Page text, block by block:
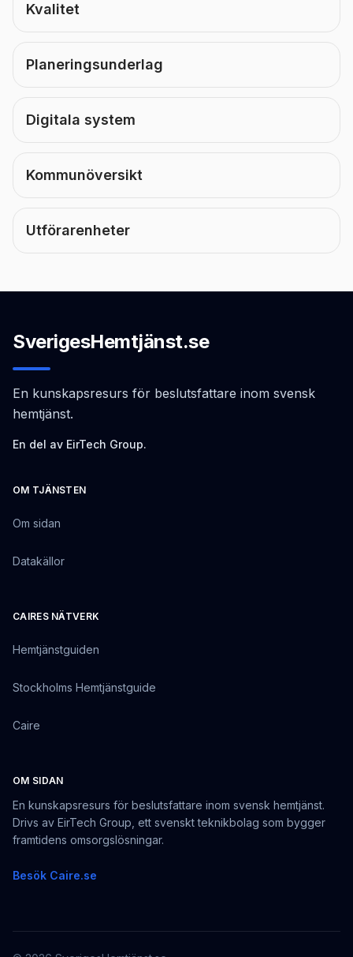
Kvalitet
Planeringsunderlag
Digitala system
Kommunöversikt
Utförarenheter
SverigesHemtjänst.se
En kunskapsresurs för beslutsfattare inom svensk
hemtjänst.
En del av EirTech Group.
OM TJÄNSTEN
Om sidan
Datakällor
CAIRES NÄTVERK
Hemtjänstguiden
Stockholms Hemtjänstguide
Caire
OM SIDAN
En kunskapsresurs för beslutsfattare inom svensk hemtjänst.
Drivs av EirTech Group, ett svenskt teknikbolag som bygger
framtidens omsorgslösningar.
Besök Caire.se